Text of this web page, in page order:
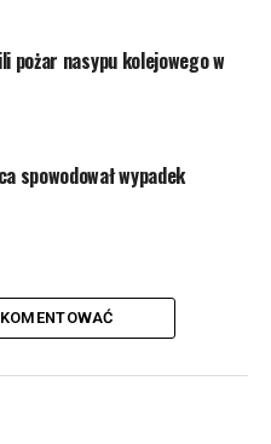
pożar nasypu kolejowego w
spowodował wypadek